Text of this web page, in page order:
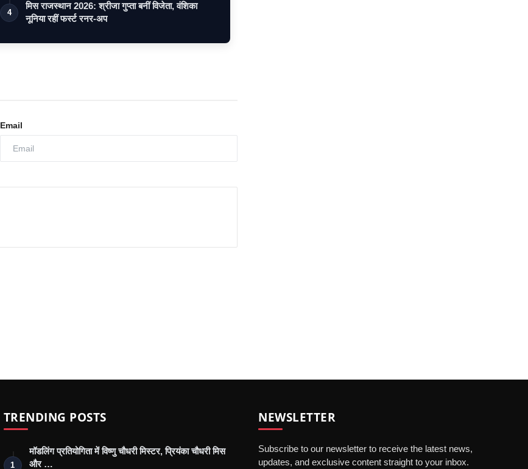
4
मिस राजस्थान 2026: श्रीजा गुप्ता बनीं विजेता, वंशिका
नूनिया रहीं फर्स्ट रनर-अप
Email
TRENDING POSTS
1
मॉडलिंग प्रतियोगिता में विष्णु चौधरी मिस्टर, प्रियंका चौधरी मिस
और …
NEWSLETTER
Subscribe to our newsletter to receive the latest news,
updates, and exclusive content straight to your inbox.